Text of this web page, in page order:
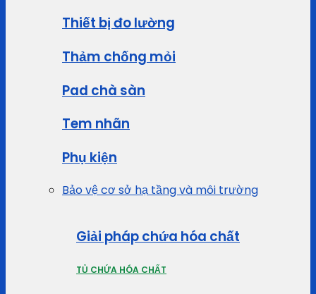
Thiết bị đo lường
Thảm chống mỏi
Pad chà sàn
Tem nhãn
Phụ kiện
Bảo vệ cơ sở hạ tầng và môi trường
Giải pháp chứa hóa chất
TỦ CHỨA HÓA CHẤT